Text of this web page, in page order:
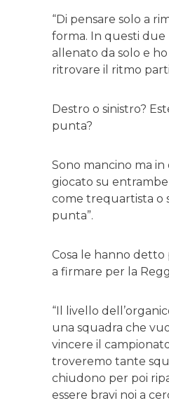
“Di pensare solo a
forma. In questi due
allenato da solo e
ritrovare il ritmo
Destro o sinistro?
punta?
Sono mancino ma
giocato su
come trequartista o
punta”.
Cosa le hanno
a firmare per la
“Il livello
una squadra che
vincere il
troveremo tante
chiudono per poi
essere bravi noi a